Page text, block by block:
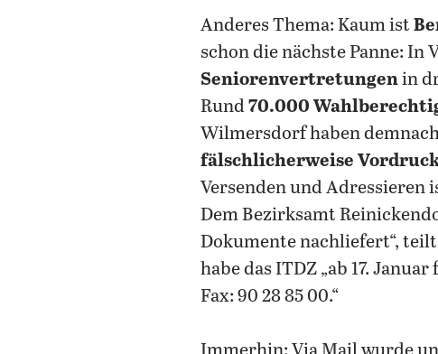
Anderes Thema: Kaum ist
schon die nächste Panne: In
Seniorenvertretungenin
Rund70.000
Wilmersdorf haben
fälschlicherweise
Versenden und
Dem Bezirksamt
Dokumente nachliefert“,
habe das ITDZ „ab 17.
Fax: 90 28 85 00.“